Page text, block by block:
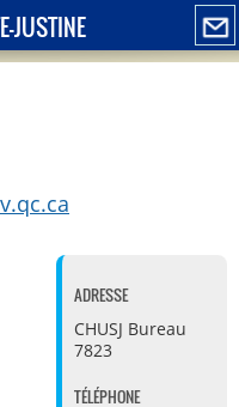
JUSTINE
ADRESSE
CHUSJ Bureau
7823
TÉLÉPHONE